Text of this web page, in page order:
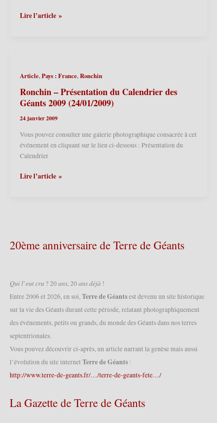
2014
Ronchin
des
Géants
2011
Lire l’article »
Article,Pays : France,Ronchin
Ronchin – Présentation du Calendrier des
Géants 2009 (24/01/2009)
24 janvier 2009
Vous pouvez consulter une galerie photographique consacrée à cet
événement en cliquant sur le lien ci-dessous : Présentation du
Calendrier
Ronchin
Géants
2009
Lire l’article »
20ème anniversaire de Terre de Géants
𝑄𝑢𝑖 𝑙’𝑒𝑢𝑡 𝑐𝑟𝑢 ? 20 𝑎𝑛𝑠, 20 𝑎𝑛𝑠 𝑑𝑒́𝑗𝑎̀ !
Entre 2006 et 2026, en soi,Terre de Géantsest devenu un site historique
sur la vie des Géants durant cette période, relatant photographiquement
des événements, petits ou grands, du monde des Géants dans nos terres
septentrionales.
Vous pouvez découvrir ci-après, un article narrant la genèse mais aussi
l’évolution du site internet Terre de Géants :
http://www.terre-de-geants.fr/…/terre-de-geants-fete…/
La Gazette de Terre de Géants